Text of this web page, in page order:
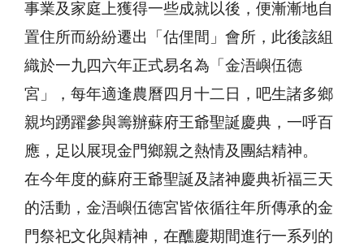
事業及家庭上獲得一些成就以後，便漸漸地自
置住所而紛紛遷出「估俚間」會所，此後該組
織於一九四六年正式易名為「金浯嶼伍德
宮」，每年適逢農曆四月十二日，吧生諸多鄉
親均踴躍參與籌辦蘇府王爺聖誕慶典，一呼百
應，足以展現金門鄉親之熱情及團結精神。
在今年度的蘇府王爺聖誕及諸神慶典祈福三天
的活動，金浯嶼伍德宮皆依循往年所傳承的金
門祭祀文化與精神，在醮慶期間進行一系列的